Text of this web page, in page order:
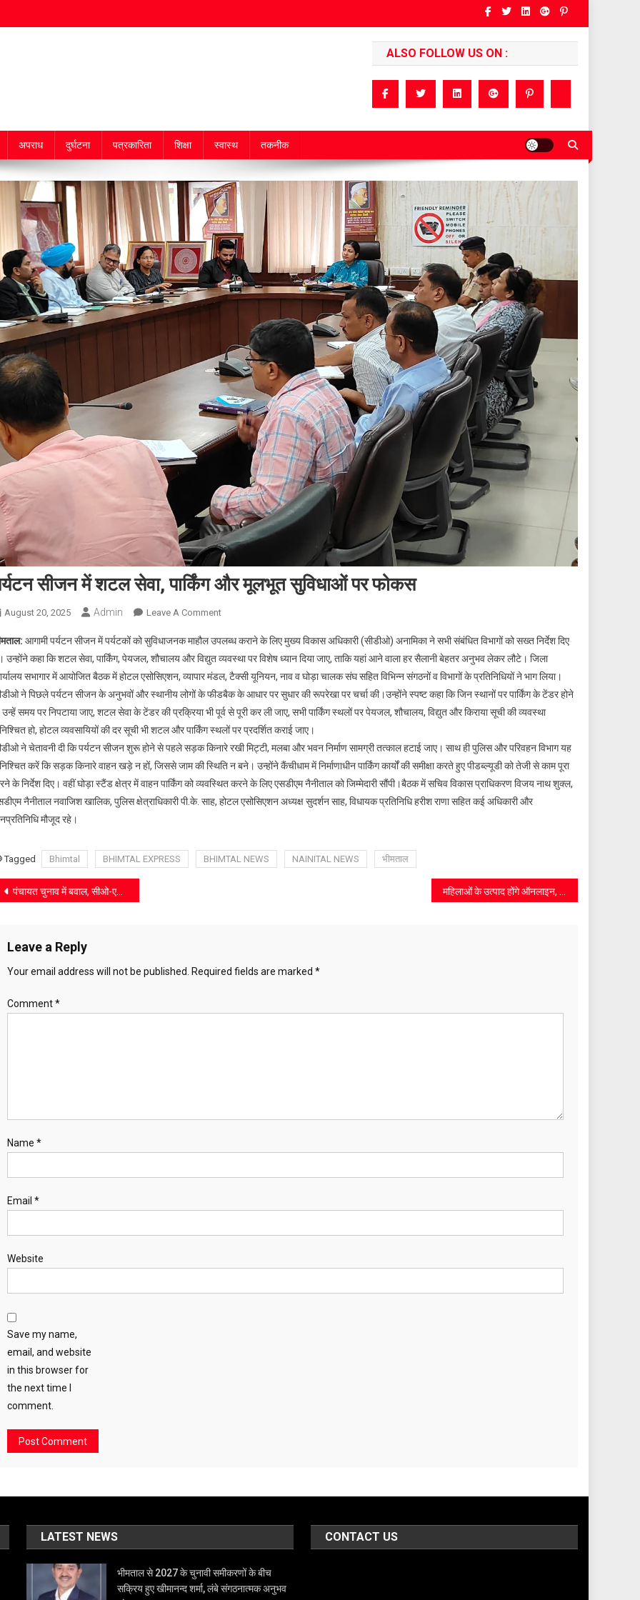
ALSO FOLLOW US ON :
अपराध दुर्घटना पत्रकारिता शिक्षा स्वास्थ तकनीक
सीजन में शटल सेवा, पार्किंग और मूलभूत सुविधाओं पर फोकस
August 20, 2025 Admin Leave A CommentOn
सीजन
में
शटल
सेवा,
पार्किंग
और
मूलभूत
सुविधाओं
आगामी पर्यटन सीजन में पर्यटकों को सुविधाजनक माहौल उपलब्ध कराने के लिए मुख्य विकास अधिकारी (सीडीओ) अनामिका ने सभी संबंधित विभागों को सख्त निर्देश दिए
उन्होंने कहा कि शटल सेवा, पार्किंग, पेयजल, शौचालय और विद्युत व्यवस्था पर विशेष ध्यान दिया जाए, ताकि यहां आने वाला हर सैलानी बेहतर अनुभव लेकर लौटे। जिला
सभागार में आयोजित बैठक में होटल एसोसिएशन, व्यापार मंडल, टैक्सी यूनियन, नाव व घोड़ा चालक संघ सहित विभिन्न संगठनों व विभागों के प्रतिनिधियों ने भाग लिया।
ने पिछले पर्यटन सीजन के अनुभवों और स्थानीय लोगों के फीडबैक के आधार पर सुधार की रूपरेखा पर चर्चा की।उन्होंने स्पष्ट कहा कि जिन स्थानों पर पार्किंग के टेंडर होने
उन्हें समय पर निपटाया जाए, शटल सेवा के टेंडर की प्रक्रिया भी पूर्व से पूरी कर ली जाए, सभी पार्किंग स्थलों पर पेयजल, शौचालय, विद्युत और किराया सूची की व्यवस्था
हो, होटल व्यवसायियों की दर सूची भी शटल और पार्किंग स्थलों पर प्रदर्शित कराई जाए।
ने चेतावनी दी कि पर्यटन सीजन शुरू होने से पहले सड़क किनारे रखी मिट्टी, मलबा और भवन निर्माण सामग्री तत्काल हटाई जाए। साथ ही पुलिस और परिवहन विभाग यह
करें कि सड़क किनारे वाहन खड़े न हों, जिससे जाम की स्थिति न बने। उन्होंने कैंचीधाम में निर्माणाधीन पार्किंग कार्यों की समीक्षा करते हुए पीडब्ल्यूडी को तेजी से काम पूरा
के निर्देश दिए। वहीं घोड़ा स्टैंड क्षेत्र में वाहन पार्किंग को व्यवस्थित करने के लिए एसडीएम नैनीताल को जिम्मेदारी सौंपी।बैठक में सचिव विकास प्राधिकरण विजय नाथ शुक्ल,
नैनीताल नवाजिश खालिक, पुलिस क्षेत्राधिकारी पी.के. साह, होटल एसोसिएशन अध्यक्ष सुदर्शन साह, विधायक प्रतिनिधि हरीश राणा सहित कई अधिकारी और
मौजूद रहे।
Tagged Bhimtal BHIMTAL EXPRESS BHIMTAL NEWS NAINITAL NEWS भीमताल
पंचायत चुनाव में बवाल, सीओ-एसओ का तबादला तय
Leave a Reply
Your email address will not be published. Required fields are marked *
Comment*
Name *
Email *
Website
Save my name,
email, and website
in this browser for
the next time I
comment.
LATEST NEWS
भीमताल से 2027 के चुनावी समीकरणों के बीच
सक्रिय हुए खीमानन्द शर्मा, लंबे संगठनात्मक अनुभव
CONTACT US